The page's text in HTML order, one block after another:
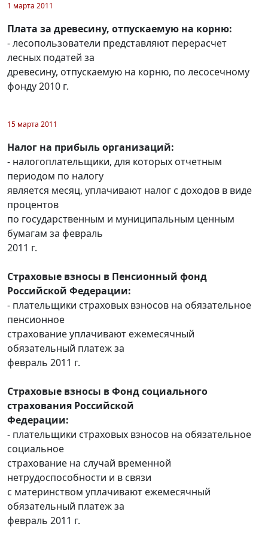
1 марта 2011
Плата за древесину, отпускаемую на корню:
- лесопользователи представляют перерасчет
лесных податей за
древесину, отпускаемую на корню, по лесосечному
фонду 2010 г.
15 марта 2011
Налог на прибыль организаций:
- налогоплательщики, для которых отчетным
периодом по налогу
является месяц, уплачивают налог с доходов в виде
процентов
по государственным и муниципальным ценным
бумагам за февраль
2011 г.
Страховые взносы в Пенсионный фонд
Российской Федерации:
- плательщики страховых взносов на обязательное
пенсионное
страхование уплачивают ежемесячный
обязательный платеж за
февраль 2011 г.
Страховые взносы в Фонд социального
страхования Российской
Федерации:
- плательщики страховых взносов на обязательное
социальное
страхование на случай временной
нетрудоспособности и в связи
с материнством уплачивают ежемесячный
обязательный платеж за
февраль 2011 г.